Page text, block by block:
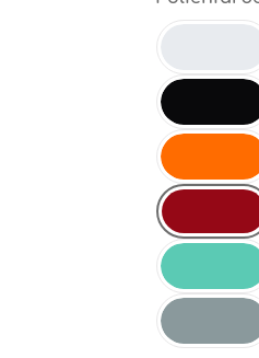
Weiß
Schwarz
Orange
Dunkelrot
Mint